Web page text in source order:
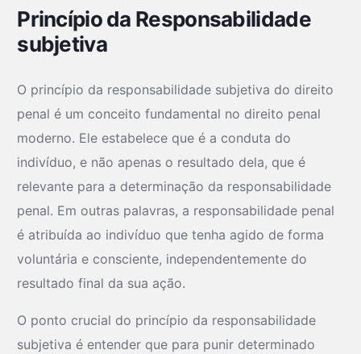
Princípio da Responsabilidade
subjetiva
O princípio da responsabilidade subjetiva do direito
penal é um conceito fundamental no direito penal
moderno. Ele estabelece que é a conduta do
indivíduo, e não apenas o resultado dela, que é
relevante para a determinação da responsabilidade
penal. Em outras palavras, a responsabilidade penal
é atribuída ao indivíduo que tenha agido de forma
voluntária e consciente, independentemente do
resultado final da sua ação.
O ponto crucial do princípio da responsabilidade
subjetiva é entender que para punir determinado